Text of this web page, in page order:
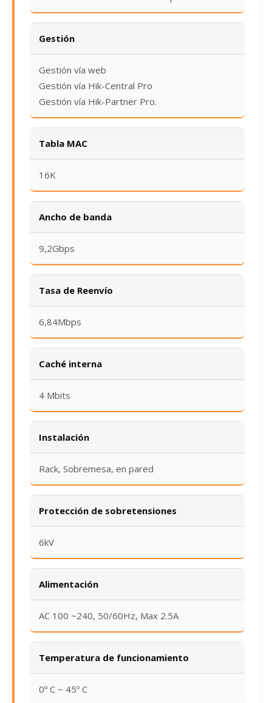
Gestión
Gestión vía web
Gestión vía Hik-Central Pro
Gestión vía Hik-Partner Pro.
Tabla MAC
16K
Ancho de banda
9,2Gbps
Tasa de Reenvío
6,84Mbps
Caché interna
4 Mbits
Instalación
Rack, Sobremesa, en pared
Protección de sobretensiones
6kV
Alimentación
AC 100 ~240, 50/60Hz, Max 2.5A
Temperatura de funcionamiento
0º C ~ 45º C